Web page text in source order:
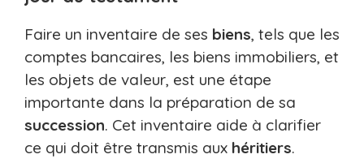
Faire un inventaire de ses biens, tels que les
comptes bancaires, les biens immobiliers, et
les objets de valeur, est une étape
importante dans la préparation de sa
succession. Cet inventaire aide à clarifier
ce qui doit être transmis aux héritiers.